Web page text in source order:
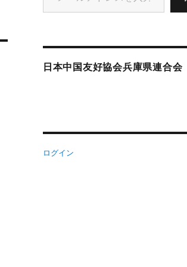
日本中国友好協会兵庫県連合会
ログイン